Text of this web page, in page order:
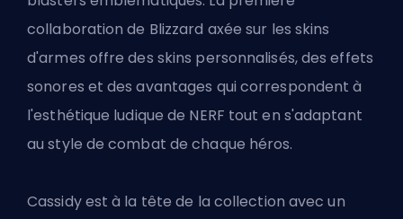
collaboration de Blizzard axée sur les skins
d'armes offre des skins personnalisés, des effets
sonores et des avantages qui correspondent à
l'esthétique ludique de NERF tout en s'adaptant
au style de combat de chaque héros.
Cassidy est à la tête de la collection avec un